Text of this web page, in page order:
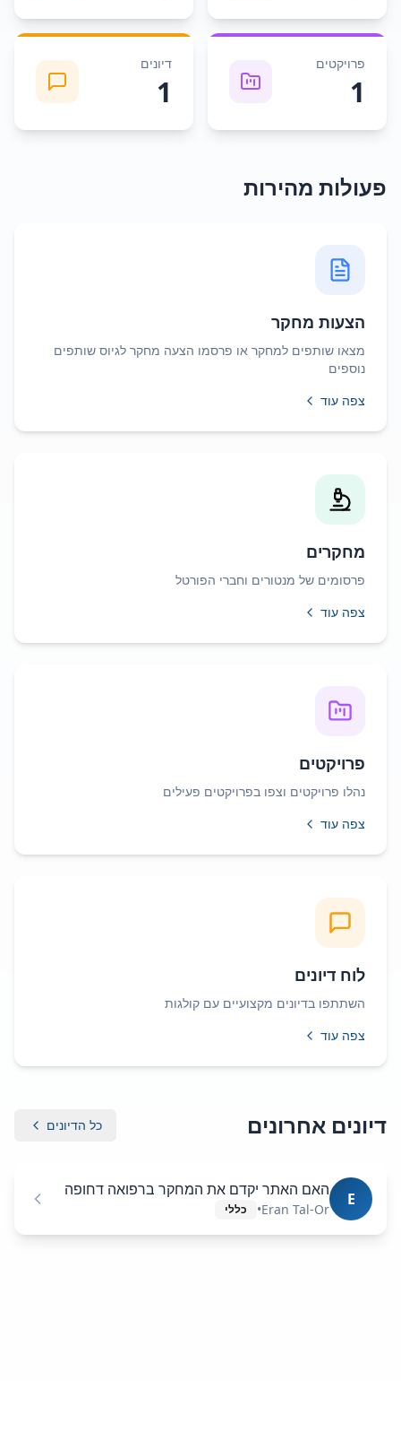
פרויקטים
1
דיונים
1
פעולות מהירות
הצעות מחקר
מצאו שותפים למחקר או פרסמו הצעה מחקר לגיוס שותפים
נוספים
צפה עוד
מחקרים
פרסומים של מנטורים וחברי הפורטל
צפה עוד
פרויקטים
נהלו פרויקטים וצפו בפרויקטים פעילים
צפה עוד
לוח דיונים
השתתפו בדיונים מקצועיים עם קולגות
צפה עוד
דיונים אחרונים כל הדיונים
E האם האתר יקדם את המחקר ברפואה דחופה
Eran Tal-Or
• כללי